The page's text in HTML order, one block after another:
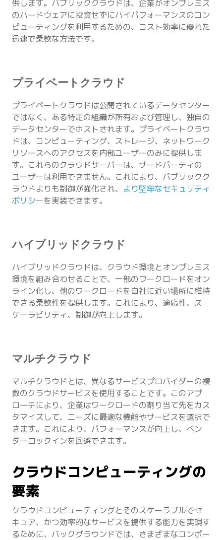
供します。パブリッククラウドは、企業がオンプレミス
のハードウェアに投資せずにハイパフォーマンスのコン
ピューティングを利用するための、コスト効率に優れた
迅速で柔軟な方法です。
プライベートクラウド
プライベートクラウドは公開されているデータセンター
ではなく、ある特定の組織が所有および管理し、独自の
データセンターでホストされます。プライベートクラウ
ドは、コンピューティング、ストレージ、ネットワーク
リソースへのアクセスを内部ユーザーのみに提供しま
す。これらのクラウドサーバーは、サードパーティの
ユーザーは利用できません。これにより、パブリックク
ラウドよりも制御が強化され、 より堅牢なセキュリティ
ポリシーを実装できます。
ハイブリッドクラウド
ハイブリッドクラウドは、クラウド環境とオンプレミス
環境を組み合わせることで、一部のワークロードをオン
ライン化し、他のワークロードを自社に近い場所に維持
できる柔軟性を提供します。これにより、適応性、ス
ケーラビリティ、制御が向上します。
マルチクラウド
マルチクラウドとは、異なるサービスプロバイダーの複
数のクラウドサービスを使用することです。このアプ
ローチにより、企業はワークロードの割り当て先をカス
タマイズして、ニーズに最適な機能やサービスを選択で
きます。これにより、パフォーマンスが向上し、ベン
ダーロックインを回避できます。
クラウドコンピューティングの
要素
クラウドコンピューティングとそのスケーラブルでセ
キュア、かつ効率的なサービスを提供する能力を実現す
るために、バックグラウンドでは、さまざまなコンポー